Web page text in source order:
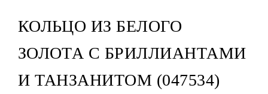
КОЛЬЦО ИЗ БЕЛОГО
ЗОЛОТА С БРИЛЛИАНТАМИ
И ТАНЗАНИТОМ (047534)